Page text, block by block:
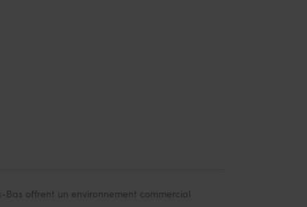
Bas offrent un environnement commercial